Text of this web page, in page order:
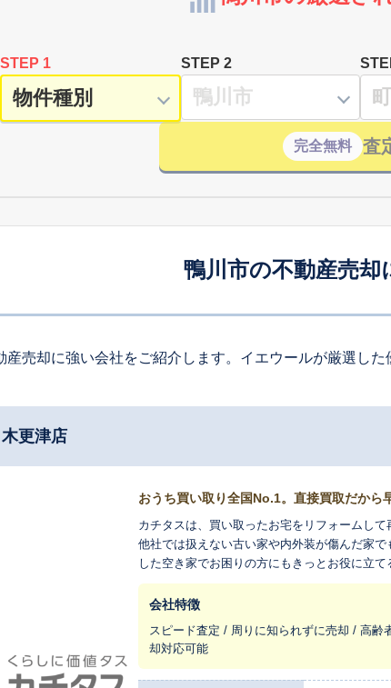
STEP 1 STEP 2
完全無料 査
鴨川市の不動産売却
産売却に強い会社をご紹介します。イエウールが厳選し
更津店
おうち買い取り全国No.1。直接買取だから
カチタスは、買い取ったお宅をリフォームし
他社では扱えない古い家や内外装が傷んだ家
した空き家でお困りの方にもきっとお役に立
生まれ変わらせ、長く住みつなぐお手伝いをさ
会社特徴
スピード査定 / 周りに知られずに売却 / 高
却対応可能